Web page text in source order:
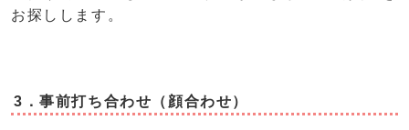
お探しします。
3．事前打ち合わせ（顔合わせ）